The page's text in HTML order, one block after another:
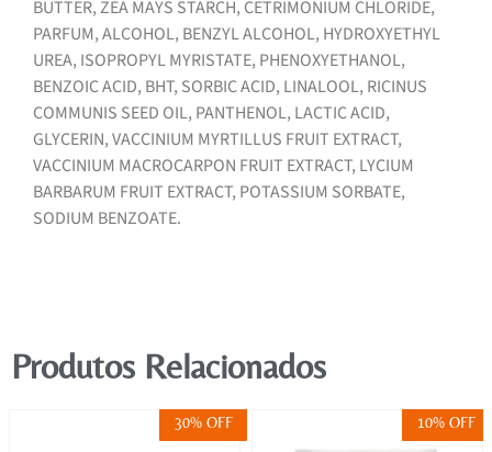
BUTTER, ZEA MAYS STARCH, CETRIMONIUM CHLORIDE,
PARFUM, ALCOHOL, BENZYL ALCOHOL, HYDROXYETHYL
UREA, ISOPROPYL MYRISTATE, PHENOXYETHANOL,
BENZOIC ACID, BHT, SORBIC ACID, LINALOOL, RICINUS
COMMUNIS SEED OIL, PANTHENOL, LACTIC ACID,
GLYCERIN, VACCINIUM MYRTILLUS FRUIT EXTRACT,
VACCINIUM MACROCARPON FRUIT EXTRACT, LYCIUM
BARBARUM FRUIT EXTRACT, POTASSIUM SORBATE,
SODIUM BENZOATE.
Produtos Relacionados
30% OFF 10% OFF